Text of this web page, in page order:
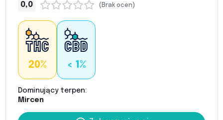
0,0 (Brak ocen)
20% < 1%
Dominujący terpen:
Mircen